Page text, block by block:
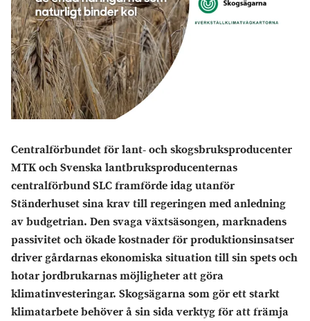
Centralförbundet för lant- och skogsbruksproducenter
MTK och Svenska lantbruksproducenternas
centralförbund SLC framförde idag utanför
Ständerhuset sina krav till regeringen med anledning
av budgetrian. Den svaga växtsäsongen, marknadens
passivitet och ökade kostnader för produktionsinsatser
driver gårdarnas ekonomiska situation till sin spets och
hotar jordbrukarnas möjligheter att göra
klimatinvesteringar. Skogsägarna som gör ett starkt
klimatarbete behöver å sin sida verktyg för att främja